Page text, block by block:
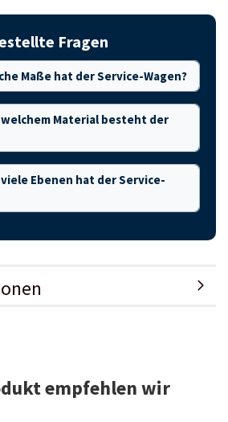
Fragen
Maße hat der Service-Wagen?
welchem Material besteht der
viele Ebenen hat der Service-
empfehlen wir